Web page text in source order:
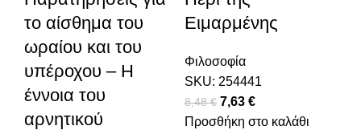
το αίσθημα του
ωραίου και του
υπέροχου – Η
έννοια του
αρνητικού
Ειμαρμένης
Φιλοσοφία
SKU: 254441
8,48€ Original price was:
8,48 €.
7,63 €
τιμή είναι:
Προσθήκη στο καλάθι